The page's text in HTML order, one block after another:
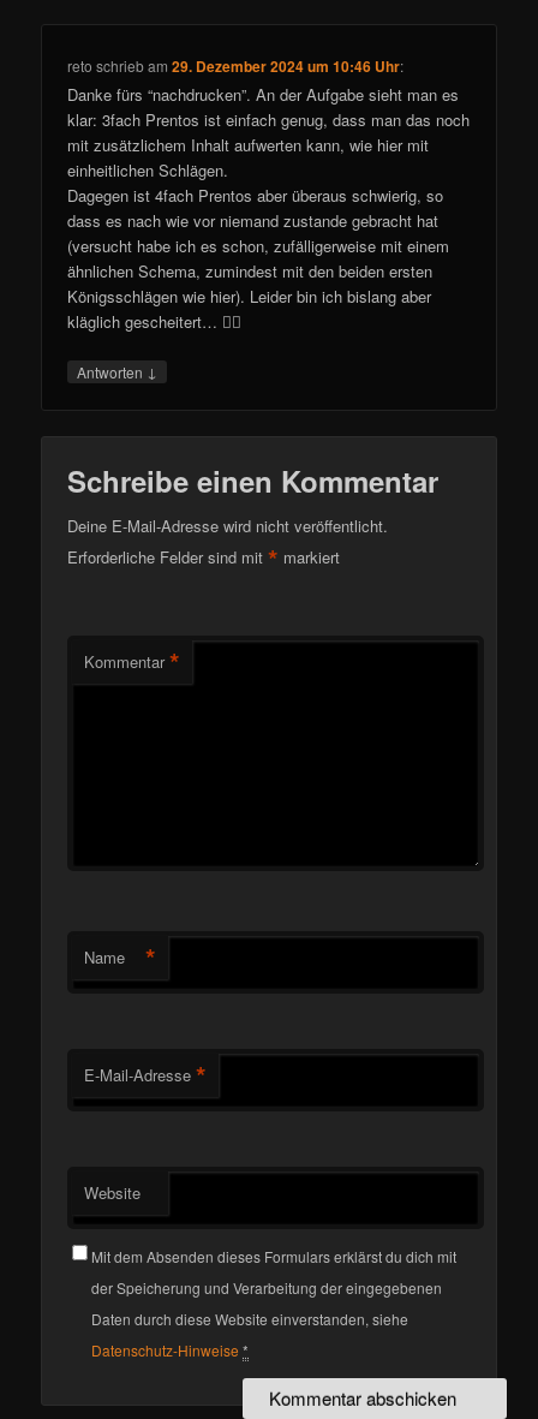
reto schriebam29. Dezember 2024 um 10:46 Uhr:
Danke fürs “nachdrucken”. An der Aufgabe sieht man es
klar: 3fach Prentos ist einfach genug, dass man das noch
mit zusätzlichem Inhalt aufwerten kann, wie hier mit
einheitlichen Schlägen.
Dagegen ist 4fach Prentos aber überaus schwierig, so
dass es nach wie vor niemand zustande gebracht hat
(versucht habe ich es schon, zufälligerweise mit einem
ähnlichen Schema, zumindest mit den beiden ersten
Königsschlägen wie hier). Leider bin ich bislang aber
kläglich gescheitert… 🤷‍♂️
Antworten ↓
Schreibe einen Kommentar
Deine E-Mail-Adresse wird nicht veröffentlicht.
Erforderliche Felder sind mit* markiert
Kommentar *
Name *
E-Mail-Adresse *
Website
Mit dem Absenden dieses Formulars erklärst du dich mit
der Speicherung und Verarbeitung der eingegebenen
Daten durch diese Website einverstanden, siehe
Datenschutz-Hinweise *